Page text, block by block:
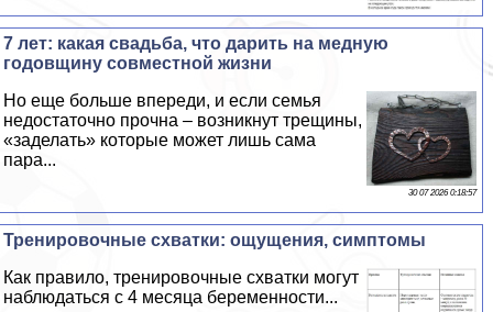
7 лет: какая свадьба, что дарить на медную
годовщину совместной жизни
Но еще больше впереди, и если семья
недостаточно прочна – возникнут трещины,
«заделать» которые может лишь сама
пара...
30 07 2026 0:18:57
Тренировочные схватки: ощущения, симптомы
Как правило, тренировочные схватки могут
наблюдаться с 4 месяца беременности...